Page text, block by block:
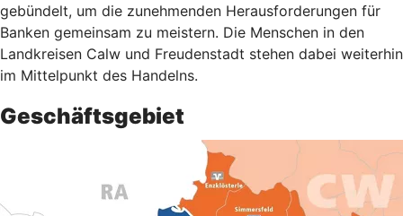
gebündelt, um die zunehmenden Herausforderungen für
Banken gemeinsam zu meistern. Die Menschen in den
Landkreisen Calw und Freudenstadt stehen dabei weiterhin
im Mittelpunkt des Handelns.
Geschäftsgebiet